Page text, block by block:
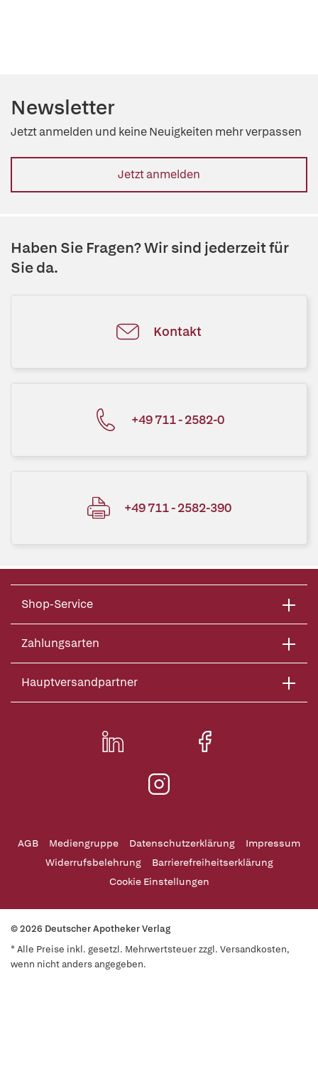
Newsletter
Jetzt anmelden und keine Neuigkeiten mehr verpassen
Jetzt anmelden
Haben Sie Fragen? Wir sind jederzeit für
Sie da.
Kontakt
+49 711 - 2582-0
+49 711 - 2582-390
Shop-Service
Zahlungsarten
Hauptversandpartner
AGB Mediengruppe Datenschutzerklärung
Impressum
Widerrufsbelehrung
Barrierefreiheitserklärung
Cookie Einstellungen
© 2026 Deutscher Apotheker Verlag
* Alle Preise inkl. gesetzl. Mehrwertsteuer zzgl. Versandkosten,
wenn nicht anders angegeben.